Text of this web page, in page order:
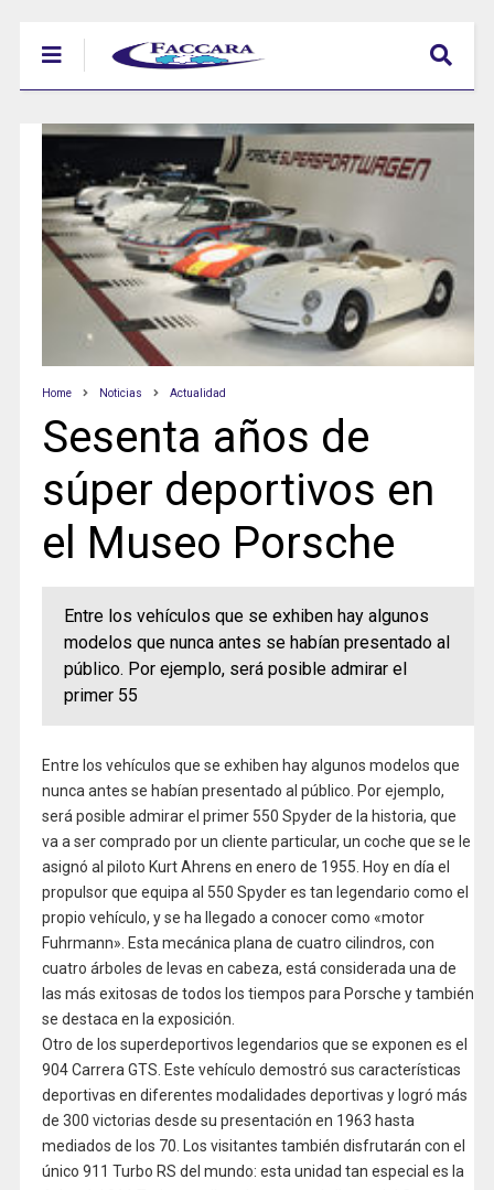
Home Noticias Actualidad
Sesenta años de
súper deportivos en
el Museo Porsche
Entre los vehículos que se exhiben hay algunos
modelos que nunca antes se habían presentado al
público. Por ejemplo, será posible admirar el
primer 55
Entre los vehículos que se exhiben hay algunos modelos que
nunca antes se habían presentado al público. Por ejemplo,
será posible admirar el primer 550 Spyder de la historia, que
va a ser comprado por un cliente particular, un coche que se le
asignó al piloto Kurt Ahrens en enero de 1955. Hoy en día el
propulsor que equipa al 550 Spyder es tan legendario como el
propio vehículo, y se ha llegado a conocer como «motor
Fuhrmann». Esta mecánica plana de cuatro cilindros, con
cuatro árboles de levas en cabeza, está considerada una de
las más exitosas de todos los tiempos para Porsche y también
se destaca en la exposición.
Otro de los superdeportivos legendarios que se exponen es el
904 Carrera GTS. Este vehículo demostró sus características
deportivas en diferentes modalidades deportivas y logró más
de 300 victorias desde su presentación en 1963 hasta
mediados de los 70. Los visitantes también disfrutarán con el
único 911 Turbo RS del mundo: esta unidad tan especial es la